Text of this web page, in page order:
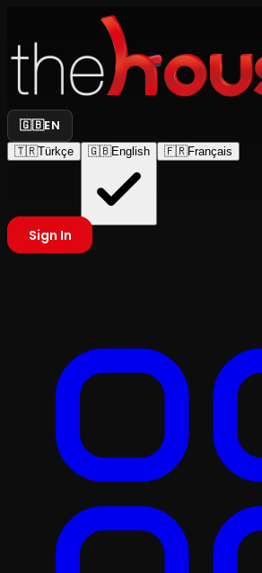
🇬🇧EN
🇹🇷Türkçe 🇬🇧English 🇫🇷Français
Sign In